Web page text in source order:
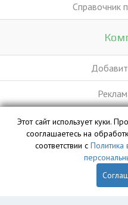
Справочник
База данных сайта
собственностью ООО
Этот сайт использует куки.
сооглашаетесь на
соответствии с Политика